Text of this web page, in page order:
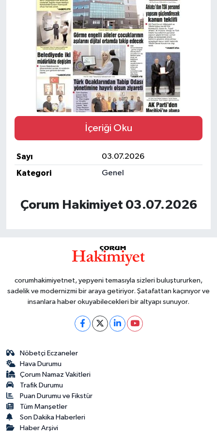
İçeriği Oku
Sayı
03.07.2026
Kategori
Genel
Çorum Hakimiyet 03.07.2026
corumhakimiyetnet, yepyeni temasıyla sizleri buluştururken,
sadelik ve modernizmi bir araya getiriyor. Şatafattan kaçınıyor ve
insanlara haber okuyabilecekleri bir altyapı sunuyor.
Nöbetçi Eczaneler
Hava Durumu
Çorum Namaz Vakitleri
Trafik Durumu
Puan Durumu ve Fikstür
Tüm Manşetler
Son Dakika Haberleri
Haber Arşivi
İLÇELER
OTOPARK
TEKNOLOJİ